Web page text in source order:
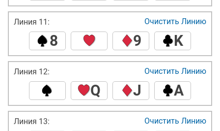
Линия 11:
8 9 K
Очистить Линию
Линия 12:
Q J A
Очистить Линию
Линия 13: Очистить Линию